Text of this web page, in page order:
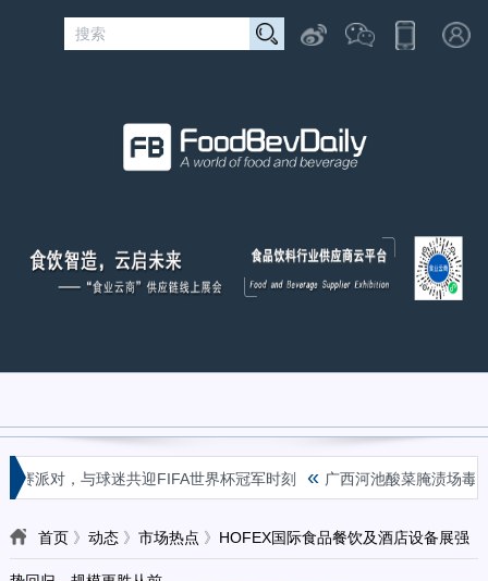
，与球迷共迎FIFA世界杯冠军时刻 « 广西河池酸菜腌渍场毒气致4
首页》 动态》 市场热点 》 HOFEX国际食品餐饮及酒店设备展强